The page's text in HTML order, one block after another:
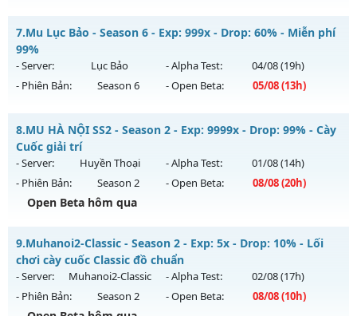
Thể loại: Mu Nguyên bản Webzen
Antihack: ICM
⚔️ MU THIÊN SỨ ⚔️ - 🎁 ĐUA TOP NHẬN ATM 🎁
Mu mới ra tháng 07 2026 - Mở máy chủ
ngày 31/07/2626
Exp: 300x - Drop: 20%
Thể loại: Mu Nguyên bản Webzen
Antihack: BDCAM
7.Mu Lục Bảo - Season 6 - Exp: 999x - Drop: 60% - Miễn phí
99%
- Server: Lục Bảo - Alpha Test: 04/08(19h)
- Phiên Bản:
Season 6 - Open Beta: 05/08(13h)
Mu Lục Bảo - Miễn phí 99%
Mu mới ra tháng 08 2026 - Mở máy chủ
ngày 05/08/2626
Exp: 999x - Drop: 60%
Kiểu reset: Non Reset
Antihack: SharkAnti
8.MU HÀ NỘI SS2 - Season 2 - Exp: 9999x - Drop: 99% - Cày
Cuốc giải trí
- Server: Huyền Thoại - Alpha Test: 01/08(14h)
- Phiên Bản:
Season 2 - Open Beta: 08/08(20h)
Open Beta hôm qua
MU HÀ NỘI SS2 - Cày Cuốc giải trí
Mu mới ra tháng 08 2026 - Mở máy chủ
20h ngày 08/08/2626
Exp: 9999x - Drop: 99%
9.Muhanoi2-Classic - Season 2 - Exp: 5x - Drop: 10% - Lối
chơi cày cuốc Classic đồ chuẩn
- Server: Muhanoi2-Classic - Alpha Test: 02/08(17h)
- Phiên Bản:
Season 2 - Open Beta: 08/08(10h)